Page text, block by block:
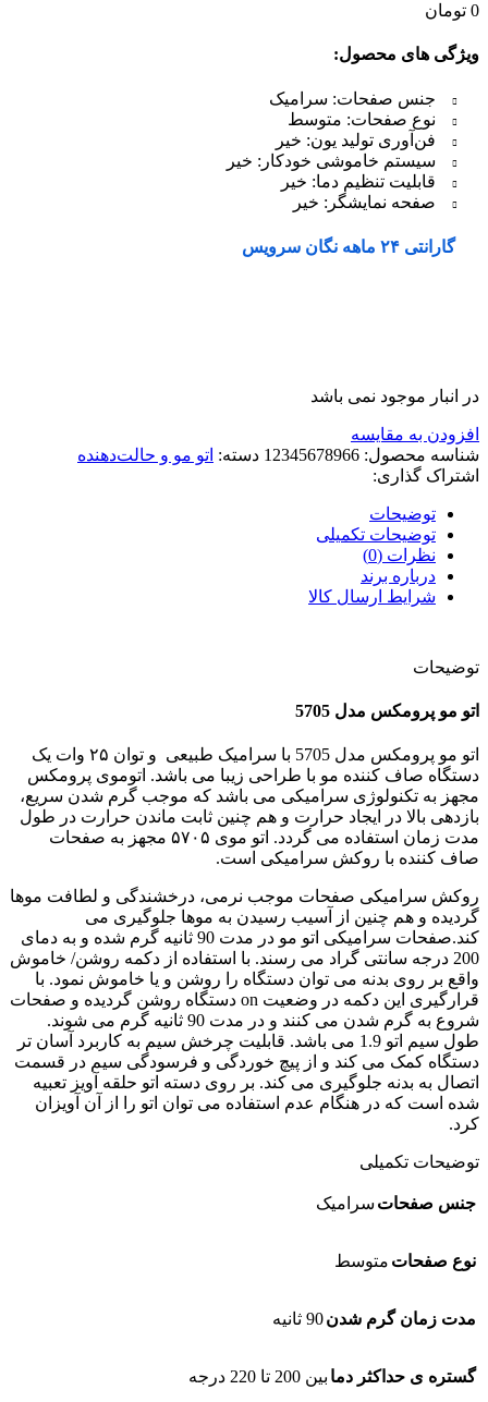
0 تومان
ویژگی های محصول:
جنس صفحات: سرامیک
نوع صفحات: متوسط
فن‌آوری تولید یون: خیر
سیستم خاموشی خودکار: خیر
قابلیت تنظیم دما: خیر
صفحه نمایشگر: خیر
گارانتی ۲۴ ماهه نگان سرویس
در انبار موجود نمی باشد
افزودن به مقایسه
شناسه محصول: 12345678966 دسته: اتو مو و حالت‌دهنده
اشتراک گذاری:
توضیحات
توضیحات تکمیلی
نظرات (0)
درباره برند
شرایط ارسال کالا
توضیحات
اتو مو پرومکس مدل 5705
اتو مو پرومکس مدل 5705 با سرامیک طبیعی
و توان ۲۵ وات یک
دستگاه صاف کننده مو با طراحی زیبا می باشد. اتوموی پرومکس
مجهز به تکنولوژی سرامیکی می باشد که موجب گرم شدن سریع،
بازدهی بالا در ایجاد حرارت و هم چنین ثابت ماندن حرارت در طول
مدت زمان استفاده می گردد. اتو موی ۵۷۰۵ مجهز به صفحات
صاف کننده با روکش سرامیکی است.
روکش سرامیکی صفحات موجب نرمی، درخشندگی و لطافت موها
گردیده و هم چنین از آسیب رسیدن به موها جلوگیری می
کند.صفحات سرامیکی اتو مو در مدت 90 ثانیه گرم شده و به دمای
200 درجه سانتی گراد می رسند. با استفاده از دکمه روشن/ خاموش
واقع بر روی بدنه می توان دستگاه را روشن و یا خاموش نمود. با
قرارگیری این دکمه در وضعیت on دستگاه روشن گردیده و صفحات
شروع به گرم شدن می کنند و در مدت 90 ثانیه گرم می شوند.
طول سیم اتو 1.9 می باشد. قابلیت چرخش سیم به کاربرد آسان تر
دستگاه کمک می کند و از پیچ خوردگی و فرسودگی سیم در قسمت
اتصال به بدنه جلوگیری می کند. بر روی دسته اتو حلقه آویز تعبیه
شده است که در هنگام عدم استفاده می توان اتو را از آن آویزان
کرد.
توضیحات تکمیلی
جنس صفحات سرامیک
نوع صفحات متوسط
مدت زمان گرم شدن90 ثانیه
گستره ی حداکثر دما بین 200 تا 220 درجه